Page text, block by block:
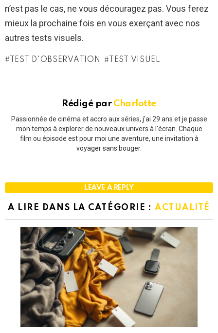
n’est pas le cas, ne vous découragez pas. Vous ferez
mieux la prochaine fois en vous exerçant avec nos
autres tests visuels.
TEST D'OBSERVATION TEST VISUEL
Rédigé par Charlotte
Passionnée de cinéma et accro aux séries, j'ai 29 ans et je passe
mon temps à explorer de nouveaux univers à l'écran. Chaque
film ou épisode est pour moi une aventure, une invitation à
voyager sans bouger.
LEAVE A REPLY
A LIRE DANS LA CATÉGORIE : ACTUALITÉ